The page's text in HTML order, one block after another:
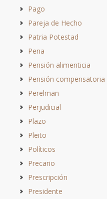
Pago
Pareja de Hecho
Patria Potestad
Pena
Pensión alimenticia
Pensión compensatoria
Perelman
Perjudicial
Plazo
Pleito
Políticos
Precario
Prescripción
Presidente